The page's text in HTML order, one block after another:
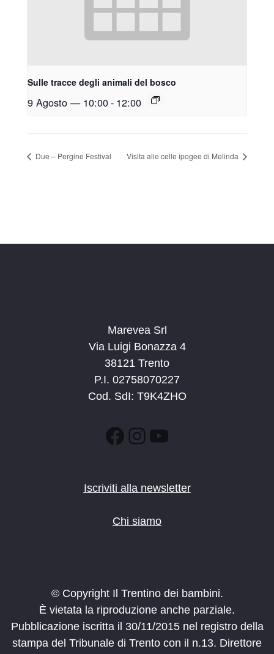
Sulle tracce degli animali del bosco
9 Agosto — 10:00- 12:00
Due – Pergine Festival Visita alle celle ipogee di Melinda
Marevea Srl
Via Luigi Bonazza 4
38121 Trento
P.I. 02758070227
Cod. SdI: T9K4ZHO
Facebook
Instagram
YouTube
Iscriviti alla newsletter
Chi siamo
© Copyright Il Trentino dei bambini.
È vietata la riproduzione anche parziale.
Pubblicazione iscritta il 30/11/2015 nel registro della
stampa del Tribunale di Trento con il n.13. Direttore